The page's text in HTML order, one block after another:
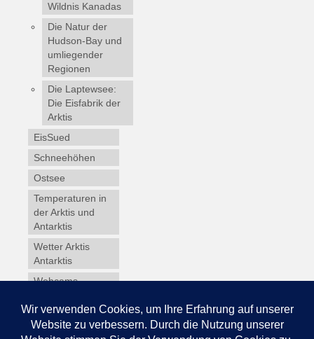
Wildnis Kanadas
Die Natur der
Hudson-Bay und
umliegender
Regionen
Die Laptewsee:
Die Eisfabrik der
Arktis
EisSued
Schneehöhen
Ostsee
Temperaturen in
der Arktis und
Antarktis
Wetter Arktis
Antarktis
Webcams
Winterdienst